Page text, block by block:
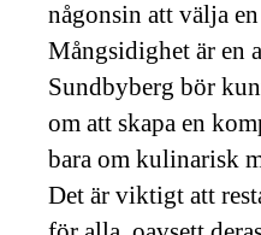
någonsin att välja
Mångsidighet är en
Sundbyberg bör
om att skapa en
bara om kulinarisk
Det är viktigt att